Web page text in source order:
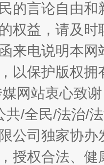
的言论自由
权益，请及
来电说明本
以保护版权
网站衷心致
共/全民/法治/
公司独家协
授权合法、